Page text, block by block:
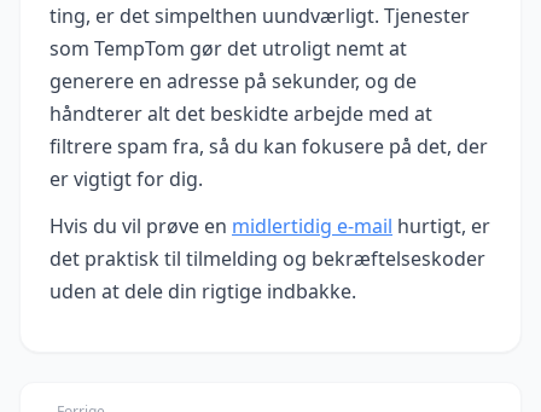
ting, er det simpelthen uundværligt. Tjenester
som TempTom gør det utroligt nemt at
generere en adresse på sekunder, og de
håndterer alt det beskidte arbejde med at
filtrere spam fra, så du kan fokusere på det, der
er vigtigt for dig.
Hvis du vil prøve en midlertidig e‑mail hurtigt, er
det praktisk til tilmelding og bekræftelseskoder
uden at dele din rigtige indbakke.